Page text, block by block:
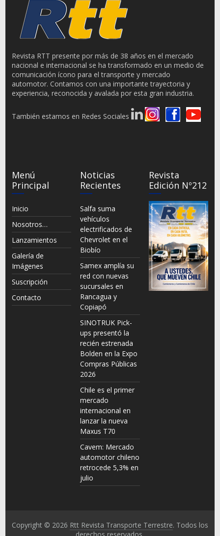
Revista RTT presente por más de 38 años en el mercado
nacional e internacional se ha transformado en un medio de
comunicación ícono para el transporte y mercado
automotor. Contamos con una importante trayectoria y
experiencia, reconocida y avalada por esta gran industria.
También estamos en Redes Sociales
Menú
Principal
Inicio
Nosotros…
Lanzamientos
Galería de
Imágenes
Suscripción
Contacto
Noticias
Recientes
Salfa suma
vehículos
electrificados de
Chevrolet en el
Biobío
Samex amplía su
red con nuevas
sucursales en
Rancagua y
Copiapó
SINOTRUK Pick-
ups presentó la
recién estrenada
Bolden en la Expo
Compras Públicas
2026
Chile es el primer
mercado
internacional en
lanzar la nueva
Maxus T70
Cavem: Mercado
automotor chileno
retrocede 5,3% en
julio
Revista
Edición Nº212
Copyright © 2026 Rtt Revista Transporte Terrestre. Todos los